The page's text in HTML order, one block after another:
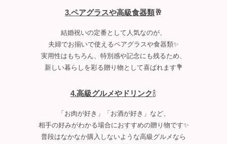
3.ペアグラスや高級食器類🥂
結婚祝いの定番として人気なのが、
夫婦でお揃いで使えるペアグラスや食器類✨
実用性はもちろん、特別感や記念にも残るため、
新しい暮らしを彩る贈り物として喜ばれます💐
4.高級グルメやドリンク🍾
「お肉が好き」「お酒が好き」など、
相手の好みがわかる場合におすすめの贈り物です✨
普段はなかなか購入しないような高級グルメなら